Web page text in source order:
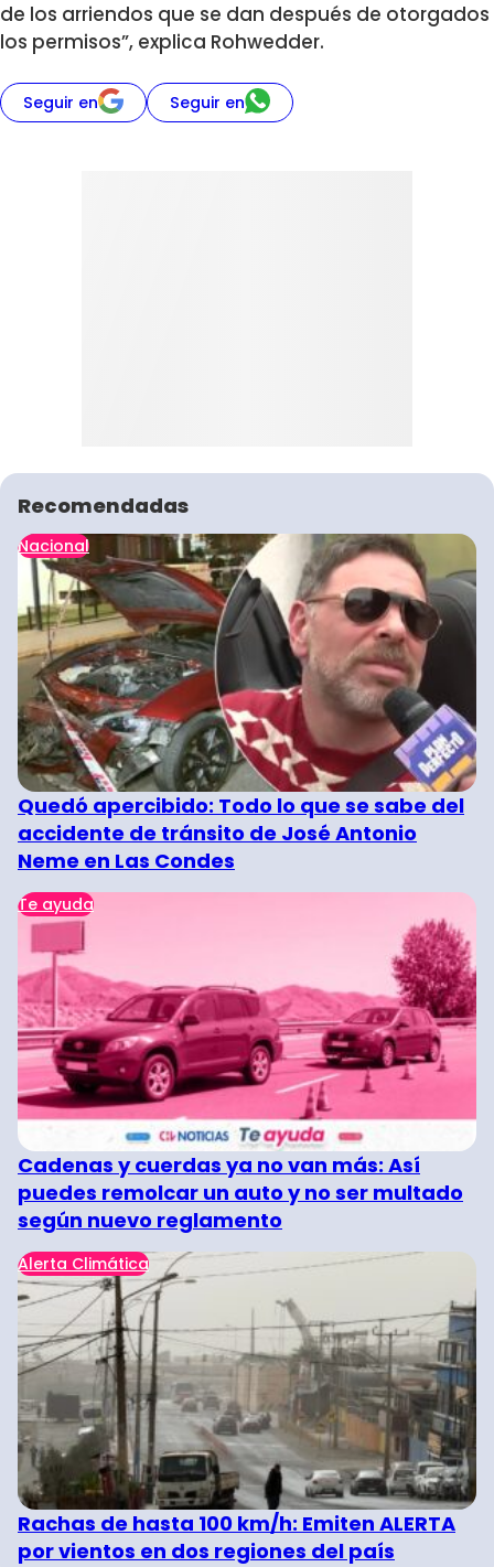
de los arriendos que se dan después de otorgados
los permisos”, explica Rohwedder.
Seguir en Seguir en
Recomendadas
Nacional
Quedó apercibido: Todo lo que se sabe del
accidente de tránsito de José Antonio
Neme en Las Condes
Te ayuda
Cadenas y cuerdas ya no van más: Así
puedes remolcar un auto y no ser multado
según nuevo reglamento
Alerta Climática
Rachas de hasta 100 km/h: Emiten ALERTA
por vientos en dos regiones del país